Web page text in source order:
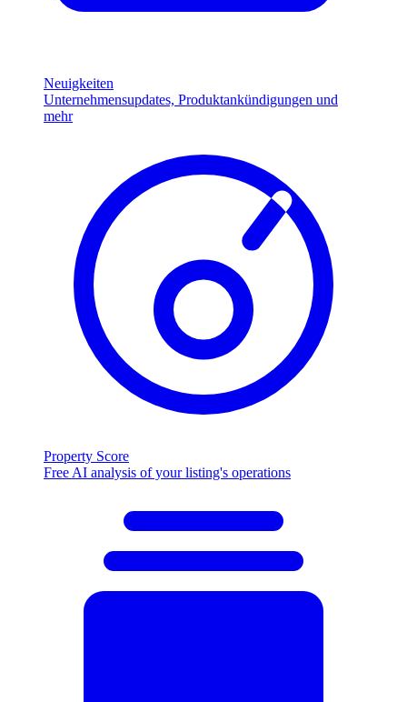
Neuigkeiten
Unternehmensupdates, Produktankündigungen und
mehr
Property Score
Free AI analysis of your listing's operations